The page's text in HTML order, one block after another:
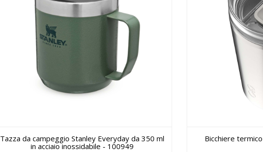
Tazza da campeggio Stanley Everyday da 350 ml
in acciaio inossidabile - 100949
Bicchiere